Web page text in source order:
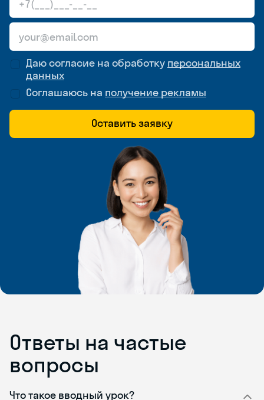
Даю согласие на обработку персональных
данных
Соглашаюсь на получение рекламы
Оставить заявку
Ответы на частые
вопросы
Что такое вводный урок?